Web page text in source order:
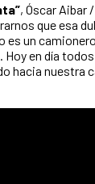
, Óscar Aibar
que esa
es un
en día
hacia nuestra